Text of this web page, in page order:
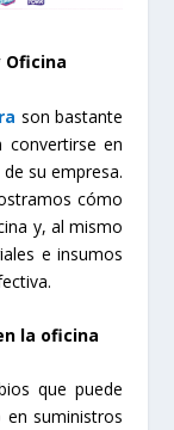
Oficina
son bastante
en
su empresa.
cómo
y, al mismo
e insumos
la oficina
que puede
suministros